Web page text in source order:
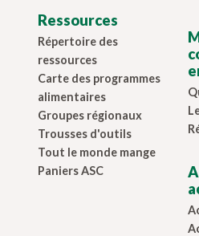
Ressources
Répertoire des
ressources
Carte des programmes
alimentaires
Groupes régionaux
Trousses d'outils
Tout le monde mange
Paniers ASC